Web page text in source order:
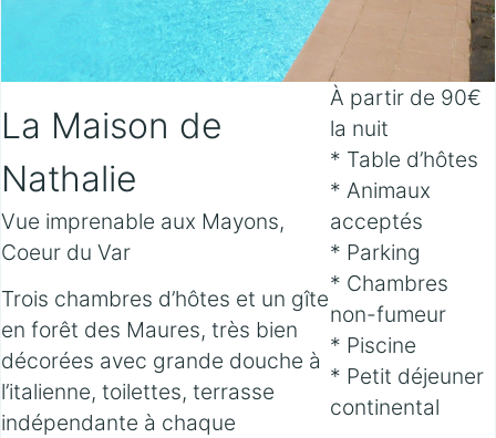
La Maison de
Nathalie
Vue imprenable aux Mayons,
Coeur du Var
Trois chambres d’hôtes et un gîte
en forêt des Maures, très bien
décorées avec grande douche à
l’italienne, toilettes, terrasse
indépendante à chaque
À partir de 90€
la nuit
* Table d’hôtes
* Animaux
acceptés
* Parking
* Chambres
non-fumeur
* Piscine
* Petit déjeuner
continental